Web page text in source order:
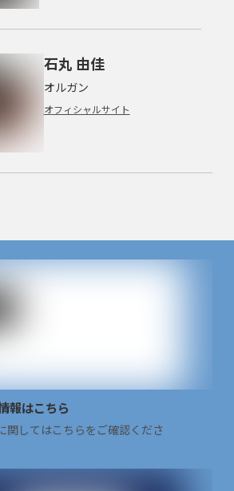
石丸 由佳
オルガン
オフィシャルサイト
報はこちら
関してはこちらをご確認くださ